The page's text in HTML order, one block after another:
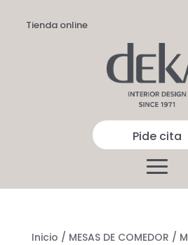
Tienda online
Pide cita
Inicio / MESAS DE COMEDOR /